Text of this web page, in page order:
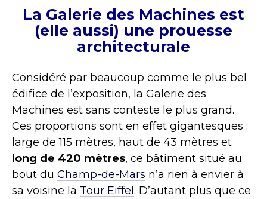
La Galerie des Machines est
(elle aussi) une prouesse
architecturale
Considéré par beaucoup comme le plus bel
édifice de l’exposition, la Galerie des
Machines est sans conteste le plus grand.
Ces proportions sont en effet gigantesques :
large de 115 mètres, haut de 43 mètres et
long de 420 mètres, ce bâtiment situé au
bout du Champ-de-Mars n’a rien à envier à
sa voisine la Tour Eiffel . D’autant plus que ce